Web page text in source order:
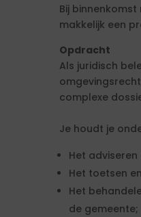
Bij
makkelijk een
Opdracht
Als juridisch
complexe
Je houdt je
Het
Het toetsen
Het
de gemeente;